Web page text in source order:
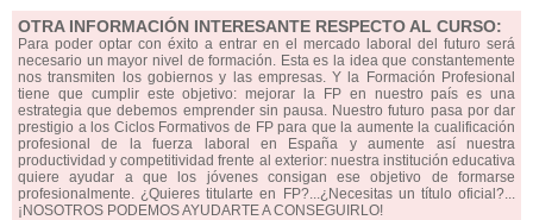
OTRA INFORMACIÓN INTERESANTE RESPECTO AL CURSO:
Para poder optar con éxito a entrar en el mercado laboral del futuro será
necesario un mayor nivel de formación. Esta es la idea que constantemente
nos transmiten los gobiernos y las empresas. Y la Formación Profesional
tiene que cumplir este objetivo: mejorar la FP en nuestro país es una
estrategia que debemos emprender sin pausa. Nuestro futuro pasa por dar
prestigio a los Ciclos Formativos de FP para que la aumente la cualificación
profesional de la fuerza laboral en España y aumente así nuestra
productividad y competitividad frente al exterior: nuestra institución educativa
quiere ayudar a que los jóvenes consigan ese objetivo de formarse
profesionalmente. ¿Quieres titularte en FP?...¿Necesitas un título oficial?...
¡NOSOTROS PODEMOS AYUDARTE A CONSEGUIRLO!